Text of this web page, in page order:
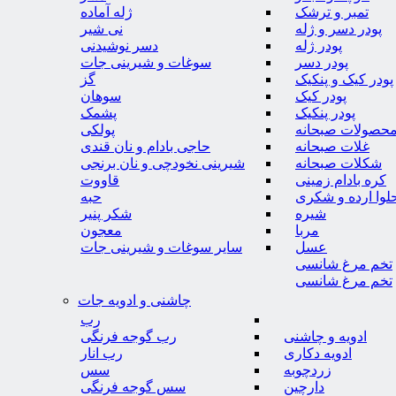
تمبر و ترشک
پودر دسر و ژله
پودر ژله
پودر دسر
پودر کیک و پنکیک
پودر کیک
پودر پنکیک
صبحانه
غلات صبحانه
شکلات صبحانه
کره بادام زمینی
ارده و شکری
شیره
مربا
عسل
تخم مرغ شانسی
تخم مرغ شانسی
ژله آماده
نی شیر
دسر نوشیدنی
سوغات و شیرینی جات
گز
سوهان
پشمک
پولکی
حاجی بادام و نان قندی
شیرینی نخودچی و نان برنجی
قاووت
حبه
شکر پنیر
معجون
سایر سوغات و شیرینی جات
چاشنی و ادویه جات
ادویه و چاشنی
ادویه دکاری
زردچوبه
دارچین
رب
رب گوجه فرنگی
رب انار
سس
سس گوجه فرنگی